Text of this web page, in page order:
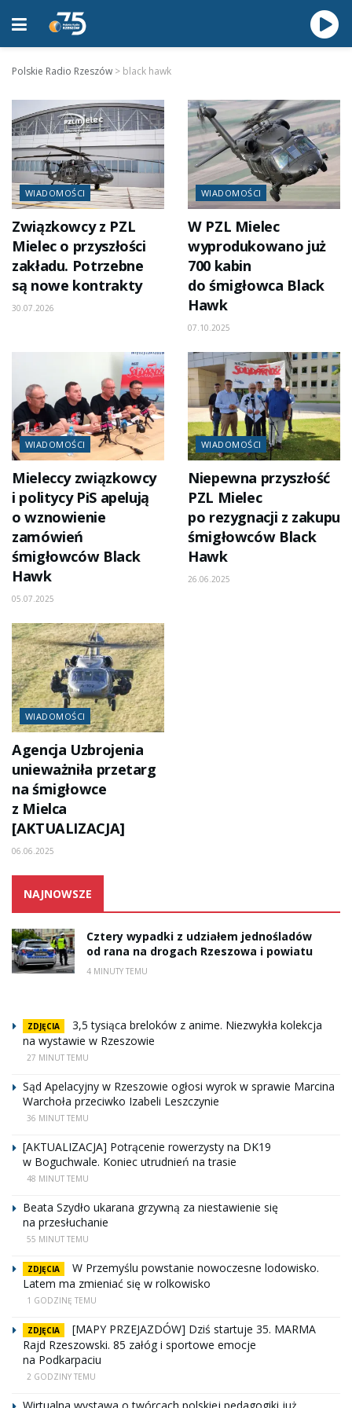
Polskie Radio Rzeszów > black hawk
WIADOMOŚCI
Związkowcy z PZL
Mielec o przyszłości
zakładu. Potrzebne
są nowe kontrakty
30.07.2026
WIADOMOŚCI
W PZL Mielec
wyprodukowano już
700 kabin
do śmigłowca Black
Hawk
07.10.2025
WIADOMOŚCI
Mieleccy związkowcy
i politycy PiS apelują
o wznowienie
zamówień
śmigłowców Black
Hawk
05.07.2025
WIADOMOŚCI
Niepewna przyszłość
PZL Mielec
po rezygnacji z zakupu
śmigłowców Black
Hawk
26.06.2025
WIADOMOŚCI
Agencja Uzbrojenia
unieważniła przetarg
na śmigłowce
z Mielca
[AKTUALIZACJA]
06.06.2025
NAJNOWSZE
Cztery wypadki z udziałem jednośladów
od rana na drogach Rzeszowa i powiatu
4 MINUTY TEMU
ZDJĘCIA
3,5 tysiąca breloków z anime. Niezwykła kolekcja
na wystawie w Rzeszowie
27 MINUT TEMU
Sąd Apelacyjny w Rzeszowie ogłosi wyrok w sprawie Marcina
Warchoła przeciwko Izabeli Leszczynie
36 MINUT TEMU
[AKTUALIZACJA] Potrącenie rowerzysty na DK19
w Boguchwale. Koniec utrudnień na trasie
48 MINUT TEMU
Beata Szydło ukarana grzywną za niestawienie się
na przesłuchanie
55 MINUT TEMU
ZDJĘCIA
W Przemyślu powstanie nowoczesne lodowisko.
Latem ma zmieniać się w rolkowisko
1 GODZINĘ TEMU
ZDJĘCIA
[MAPY PRZEJAZDÓW] Dziś startuje 35. MARMA
Rajd Rzeszowski. 85 załóg i sportowe emocje
na Podkarpaciu
2 GODZINY TEMU